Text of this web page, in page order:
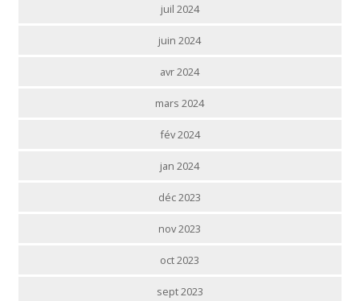
juil 2024
juin 2024
avr 2024
mars 2024
fév 2024
jan 2024
déc 2023
nov 2023
oct 2023
sept 2023